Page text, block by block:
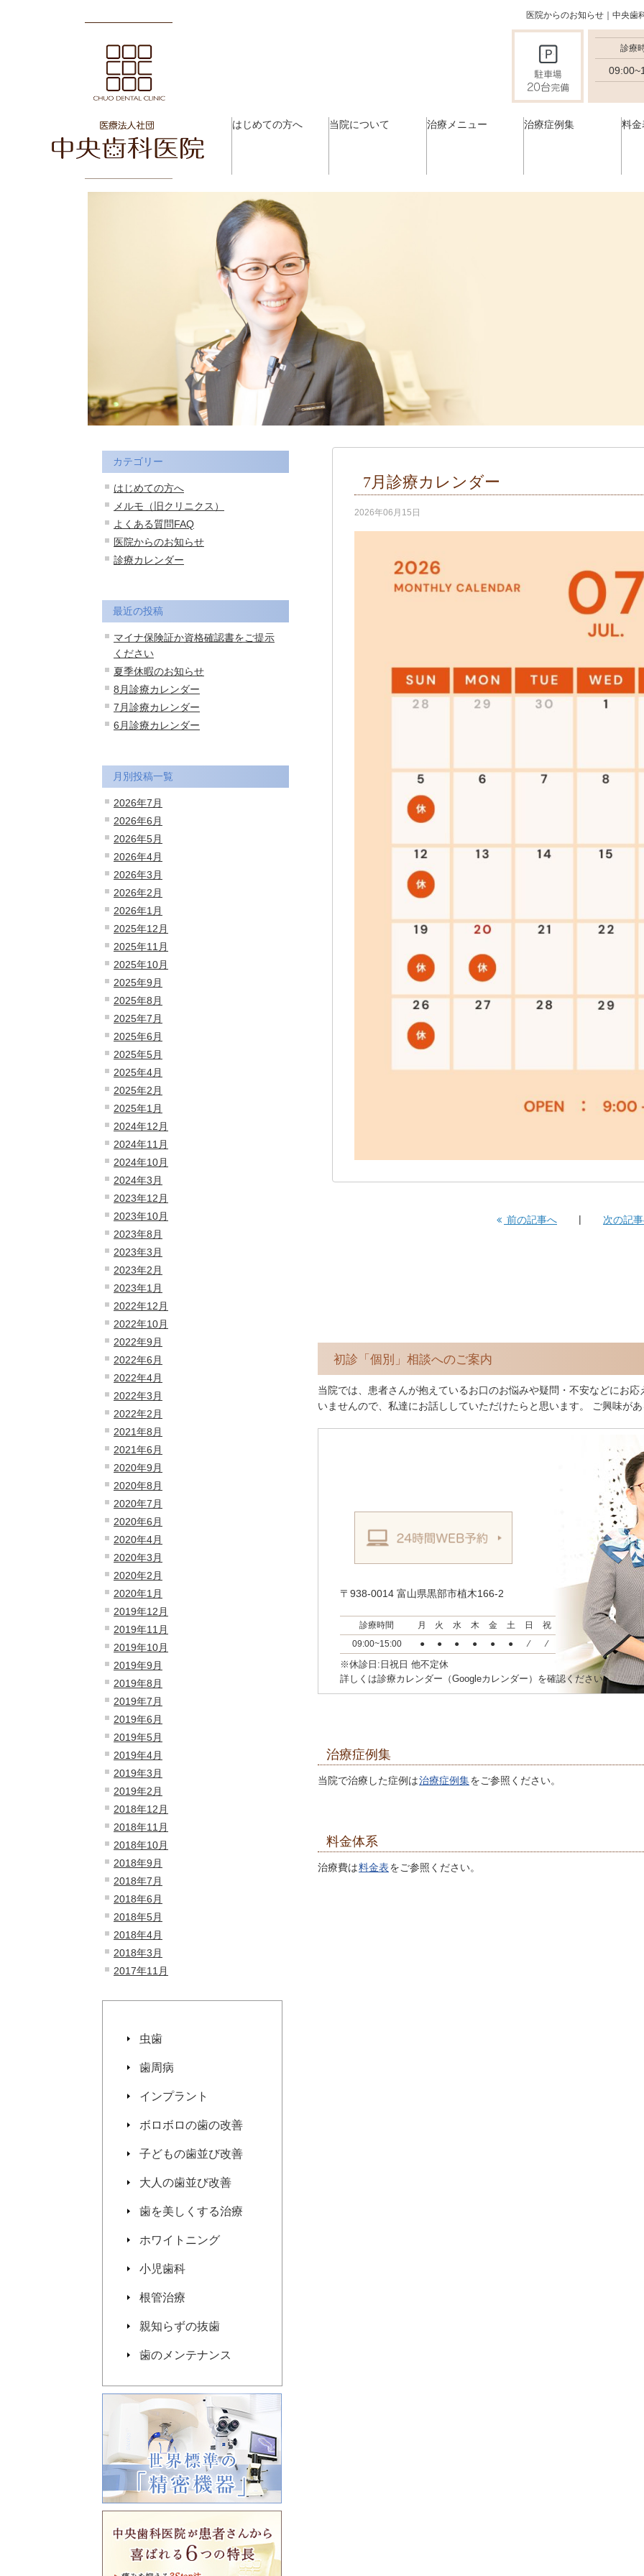
医院からのお知らせ｜中央歯
診療
はじめての方へ 当院について 治療メニュー 治療症例集 料金
カテゴリー
はじめての方へ
メルモ（旧クリニクス）
よくある質問FAQ
医院からのお知らせ
診療カレンダー
最近の投稿
マイナ保険証か資格確認書をご提示
ください
夏季休暇のお知らせ
8月診療カレンダー
7月診療カレンダー
6月診療カレンダー
月別投稿一覧
2026年7月
2026年6月
2026年5月
2026年4月
2026年3月
2026年2月
2026年1月
2025年12月
2025年11月
2025年10月
2025年9月
2025年8月
2025年7月
2025年6月
2025年5月
2025年4月
2025年2月
2025年1月
2024年12月
2024年11月
2024年10月
2024年3月
2023年12月
2023年10月
2023年8月
2023年3月
2023年2月
2023年1月
2022年12月
2022年10月
2022年9月
2022年6月
2022年4月
2022年3月
2022年2月
2021年8月
2021年6月
2020年9月
2020年8月
2020年7月
2020年6月
2020年4月
2020年3月
2020年2月
2020年1月
2019年12月
2019年11月
2019年10月
2019年9月
2019年8月
2019年7月
2019年6月
2019年5月
2019年4月
2019年3月
2019年2月
2018年12月
2018年11月
2018年10月
2018年9月
2018年7月
2018年6月
2018年5月
2018年4月
2018年3月
2017年11月
虫歯
歯周病
インプラント
ボロボロの歯の改善
子どもの歯並び改善
大人の歯並び改善
歯を美しくする治療
ホワイトニング
小児歯科
根管治療
親知らずの抜歯
歯のメンテナンス
7月診療カレンダー
2026年06月15日
前の記事へ 次の記
初診「個別」相談へのご案内
当院では、患者さんが抱えているお口のお悩みや疑問・不安などにお
いませんので、私達にお話ししていただけたらと思います。 ご興味が
〒938-0014 富山県黒部市植木166-2
診療時間 月 火 水 木 金 土 日
祝
09:00~15:00
● ● ● ● ● ● ⁄ ⁄
※休診日:日祝日 他不定休
詳しくは診療カレンダー（Googleカレンダー）を確認ください。
治療症例集
当院で治療した症例は治療症例集をご参照ください。
料金体系
治療費は料金表をご参照ください。